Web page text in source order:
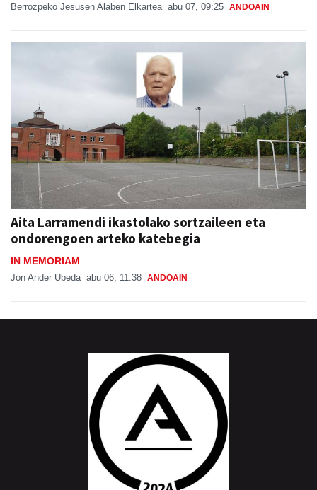
Berrozpeko Jesusen Alaben Elkartea abu 07, 09:25 ANDOAIN
Aita Larramendi ikastolako sortzaileen eta
ondorengoen arteko katebegia
IN MEMORIAM
Jon Ander Ubeda abu 06, 11:38 ANDOAIN